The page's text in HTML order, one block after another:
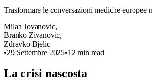
Trasformare le conversazioni mediche europee
Milan Jovanovic,
Branko Zivanovic,
Zdravko Bjelic
•29 Settembre 2025•12 min read
La crisi nascosta